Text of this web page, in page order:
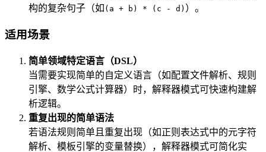
构的复杂句子（如 (a + b) * (c - d) ）。
适用场景
简单领域特定语言（DSL）
当需要实现简单的自定义语言（如配置文件解析、规则
引擎、数学公式计算器）时，解释器模式可快速构建解
析逻辑。
重复出现的简单语法
若语法规则简单且重复出现（如正则表达式中的元字符
解析、模板引擎的变量替换），解释器模式可简化实